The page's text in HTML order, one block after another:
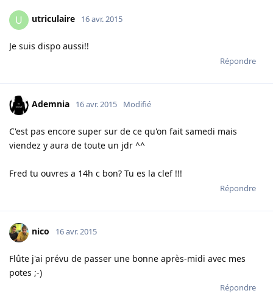
U utriculaire 16 avr. 2015
Je suis dispo aussi!!
Répondre
Ademnia 16 avr. 2015 Modifié
C'est pas encore super sur de ce qu'on fait samedi mais
viendez y aura de toute un jdr ^^
Fred tu ouvres a 14h c bon? Tu es la clef !!!
Répondre
nico 16 avr. 2015
Flûte j'ai prévu de passer une bonne après-midi avec mes
potes ;-)
Répondre